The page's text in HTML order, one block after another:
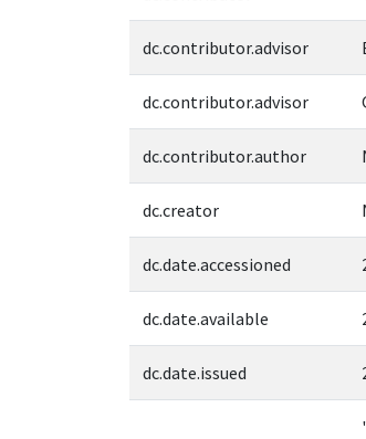
dc.contributor.advisor
dc.contributor.advisor
dc.contributor.author
dc.creator
dc.date.accessioned
dc.date.available
dc.date.issued